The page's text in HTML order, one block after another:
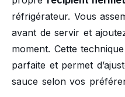
réfrigérateur. Vous
avant de servir et
moment. Cette
parfaite et permet
sauce selon vos